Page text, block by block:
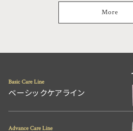
More
ベーシックケアライン
Basic Care Line
Advance Care Line